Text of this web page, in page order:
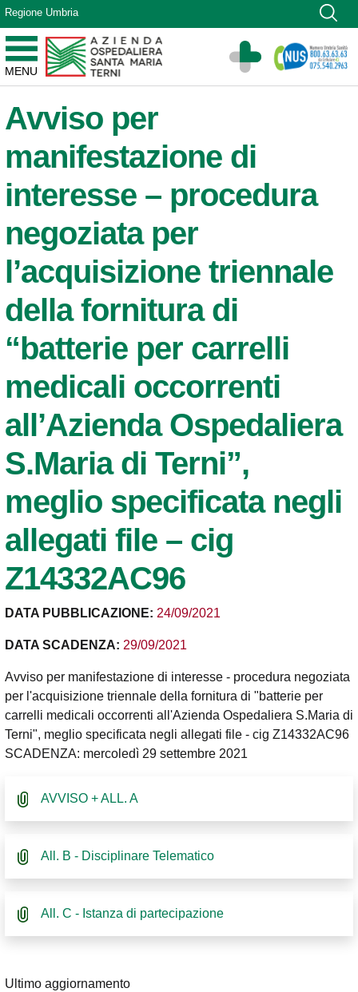
Vai ai contenuti
Vai al menu di navigazione
Vai al footer
Regione Umbria
MENU
Azienda Ospedaliera Santa Maria di Terni
Sito Istituzionale
Avviso per
manifestazione di
interesse – procedura
negoziata per
l’acquisizione triennale
della fornitura di
“batterie per carrelli
medicali occorrenti
all’Azienda Ospedaliera
S.Maria di Terni”,
meglio specificata negli
allegati file – cig
Z14332AC96
DATA PUBBLICAZIONE: 24/09/2021
DATA SCADENZA: 29/09/2021
Avviso per manifestazione di interesse - procedura negoziata
per l'acquisizione triennale della fornitura di "batterie per
carrelli medicali occorrenti all'Azienda Ospedaliera S.Maria di
Terni", meglio specificata negli allegati file - cig Z14332AC96
SCADENZA: mercoledì 29 settembre 2021
AVVISO + ALL. A
All. B - Disciplinare Telematico
All. C - Istanza di partecipazione
Ultimo aggiornamento